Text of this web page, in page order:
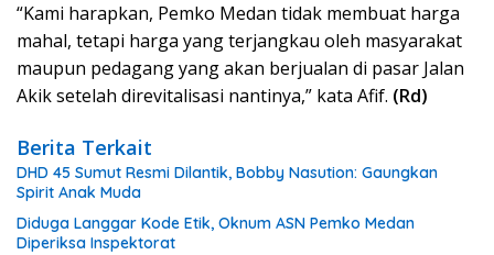
“Kami harapkan, Pemko Medan tidak membuat harga
mahal, tetapi harga yang terjangkau oleh masyarakat
maupun pedagang yang akan berjualan di pasar Jalan
Akik setelah direvitalisasi nantinya,” kata Afif. (Rd)
Berita Terkait
DHD 45 Sumut Resmi Dilantik, Bobby Nasution: Gaungkan
Spirit Anak Muda
Diduga Langgar Kode Etik, Oknum ASN Pemko Medan
Diperiksa Inspektorat